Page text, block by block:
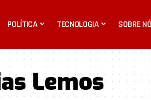
POLÍTICA TECNOLOGIA SOBRE
Lemos